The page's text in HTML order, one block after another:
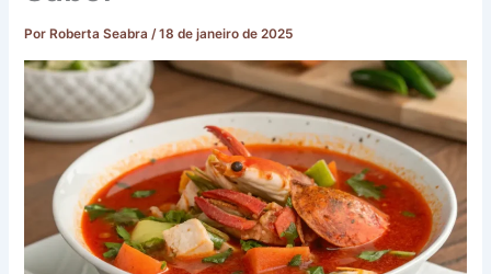
Por Roberta Seabra/18 de janeiro de 2025